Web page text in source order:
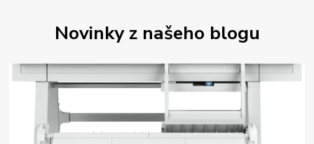
Novinky z našeho blogu